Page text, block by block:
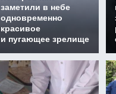
заметили в небе
одновременно
красивое
и пугающее зрелище